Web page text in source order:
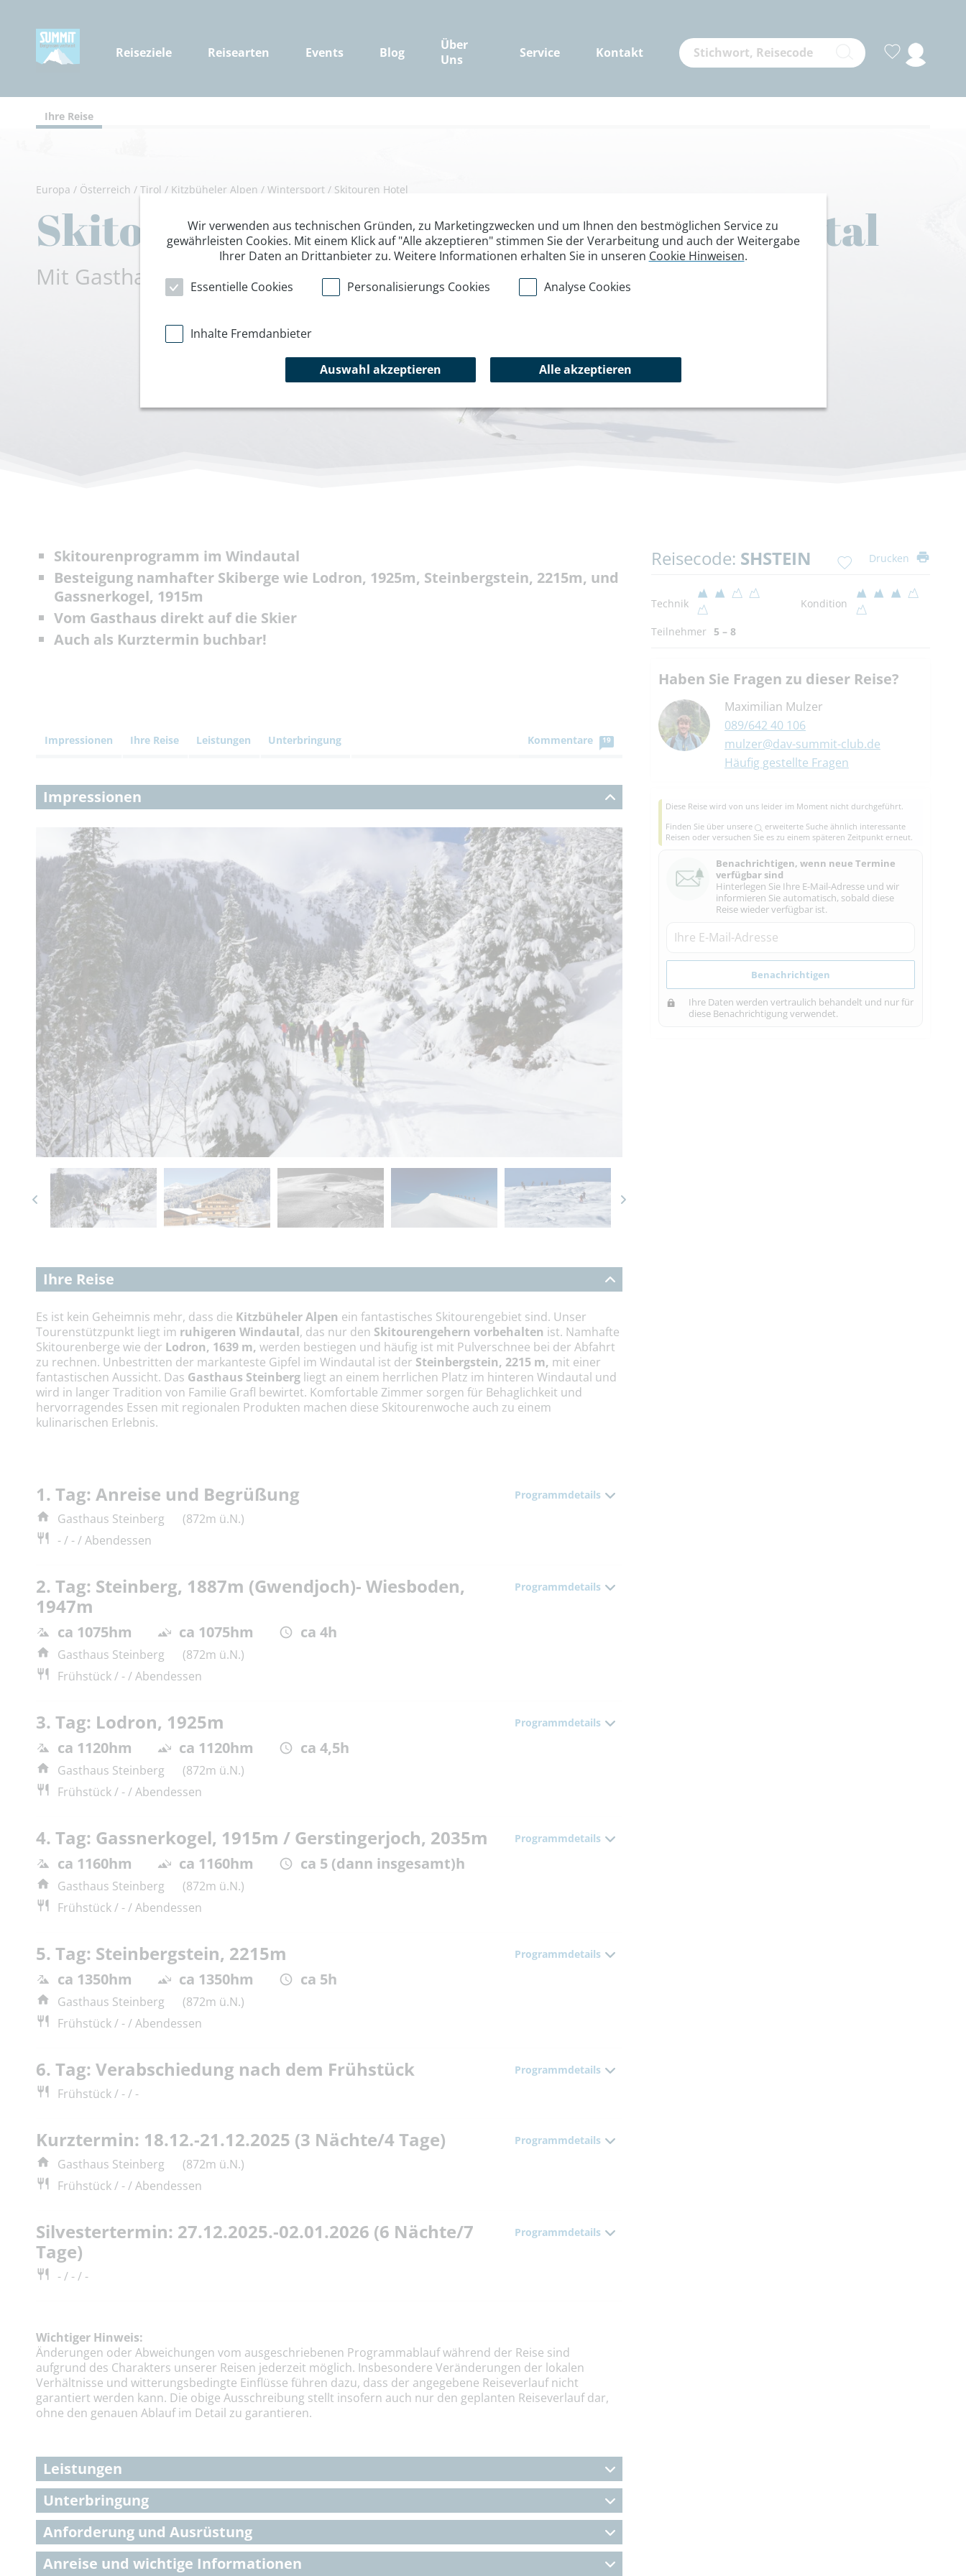
Reiseziele Reisearten Events Blog
Über
Uns
Service Kontakt
Ihre Reise
Europa / Österreich / Tirol / Kitzbüheler Alpen / Wintersport / Skitouren Hotel
Skitouren im Naturschongebiet Windautal
Mit Gasthaus in den Kitzbüheler Alpen
Skitourenprogramm im Windautal
Besteigung namhafter Skiberge wie Lodron, 1925m, Steinbergstein, 2215m, und
Gassnerkogel, 1915m
Vom Gasthaus direkt auf die Skier
Auch als Kurztermin buchbar!
Impressionen Ihre Reise Leistungen Unterbringung Kommentare 19
Impressionen
Ihre Reise
Es ist kein Geheimnis mehr, dass die Kitzbüheler Alpen ein fantastisches Skitouren­gebiet sind. Unser
Tourenstützpunkt liegt im ruhigeren Windautal, das nur den Ski­tourengehern vorbehalten ist. Namhafte
Skitourenberge wie der Lodron, 1639 m, werden bestiegen und häufig ist mit Pulverschnee bei der Abfahrt
zu rechnen. Unbestritten der markanteste Gipfel im Windautal ist der Steinbergstein, 2215 m, mit einer
fantastischen Aussicht. Das Gasthaus Steinberg liegt an einem herrlichen Platz im hinteren Windautal und
wird in langer Tradition von Familie Grafl bewirtet. Komfortable Zimmer sorgen für Behaglichkeit und
hervorragendes Essen mit regionalen Produkten machen diese Skitourenwoche auch zu einem
kulinarischen Erlebnis.
1. Tag: Anreise und Begrüßung Programmdetails
Gasthaus Steinberg
(872m ü.N.)
- / - / Abendessen
2. Tag: Steinberg, 1887m (Gwendjoch)- Wiesboden,
1947m
Programmdetails
ca 1075hm ca 1075hm ca 4h
Gasthaus Steinberg
(872m ü.N.)
Frühstück / - / Abendessen
3. Tag: Lodron, 1925m Programmdetails
ca 1120hm ca 1120hm ca 4,5h
Gasthaus Steinberg
(872m ü.N.)
Frühstück / - / Abendessen
4. Tag: Gassnerkogel, 1915m / Gerstingerjoch, 2035m Programmdetails
ca 1160hm ca 1160hm ca 5 (dann insgesamt)h
Gasthaus Steinberg
(872m ü.N.)
Frühstück / - / Abendessen
5. Tag: Steinbergstein, 2215m Programmdetails
ca 1350hm ca 1350hm ca 5h
Gasthaus Steinberg
(872m ü.N.)
Frühstück / - / Abendessen
6. Tag: Verabschiedung nach dem Frühstück Programmdetails
Frühstück / - / -
Kurztermin: 18.12.-21.12.2025 (3 Nächte/4 Tage) Programmdetails
Gasthaus Steinberg
(872m ü.N.)
Frühstück / - / Abendessen
Silvestertermin: 27.12.2025.-02.01.2026 (6 Nächte/7
Tage)
Programmdetails
- / - / -
Wichtiger Hinweis:
Änderungen oder Abweichungen vom ausgeschriebenen Programmablauf während der Reise sind
aufgrund des Charakters unserer Reisen jederzeit möglich. Insbesondere Veränderungen der lokalen
Verhältnisse und witterungsbedingte Einflüsse führen dazu, dass der angegebene Reiseverlauf nicht
garantiert werden kann. Die obige Ausschreibung stellt insofern auch nur den geplanten Reiseverlauf dar,
ohne den genauen Ablauf im Detail zu garantieren.
Leistungen
Unterbringung
Anforderung und Ausrüstung
Anreise und wichtige Informationen
Reisecode: SHSTEIN Drucken
Technik Kondition
Teilnehmer 5 – 8
Haben Sie Fragen zu dieser Reise?
Maximilian Mulzer
089/642 40 106
mulzer@dav-summit-club.de
Häufig gestellte Fragen
Diese Reise wird von uns leider im Moment nicht durchgeführt.
Finden Sie über unsere
erweiterte Suche ähnlich interessante
Reisen oder versuchen Sie es zu einem späteren Zeitpunkt erneut.
Benachrichtigen, wenn neue Termine
verfügbar sind
Hinterlegen Sie Ihre E-Mail-Adresse und wir
informieren Sie automatisch, sobald diese
Reise wieder verfügbar ist.
Benachrichtigen
Ihre Daten werden vertraulich behandelt und nur für
diese Benachrichtigung verwendet.
Wir verwenden aus technischen Gründen, zu Marketingzwecken und um Ihnen den bestmöglichen Service zu
gewährleisten Cookies. Mit einem Klick auf "Alle akzeptieren" stimmen Sie der Verarbeitung und auch der Weitergabe
Ihrer Daten an Drittanbieter zu. Weitere Informationen erhalten Sie in unseren Cookie Hinweisen.
Essentielle Cookies
Personalisierungs Cookies Analyse Cookies
Inhalte Fremdanbieter
Auswahl akzeptieren Alle akzeptieren